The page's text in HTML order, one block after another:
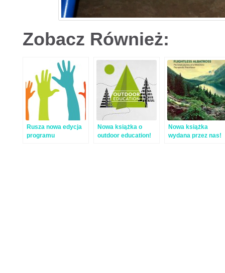
Zobacz Również:
Rusza nowa edycja
programu
Nowa książka o
outdoor education!
Nowa książka
wydana przez nas!